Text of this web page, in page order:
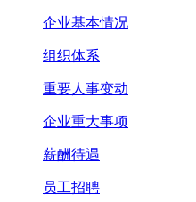
企业基本情况
组织体系
重要人事变动
企业重大事项
薪酬待遇
员工招聘